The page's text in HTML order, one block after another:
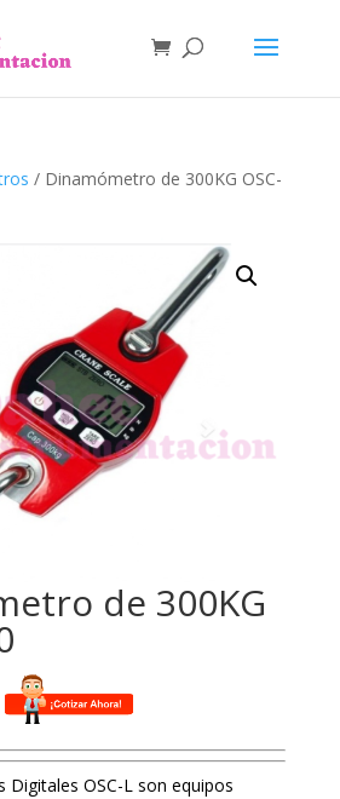
/ Dinamómetro de 300KG OSC-
de 300KG
OSC-L son equipos